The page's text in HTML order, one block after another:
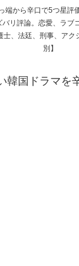
端から辛口で5つ星評
リ評論。恋愛、ラブ
士、法廷、刑事、アク
別】
韓国ドラマを